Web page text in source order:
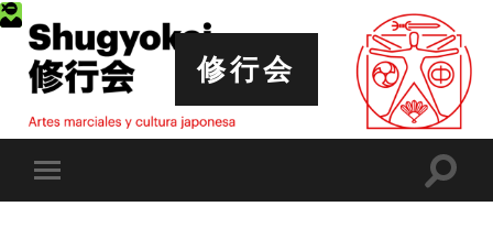
修行会
Alternar
el